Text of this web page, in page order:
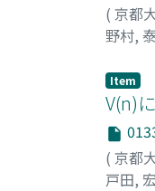
( 京都
野村,
Item
V(n)
( 京都
戸田, 宏